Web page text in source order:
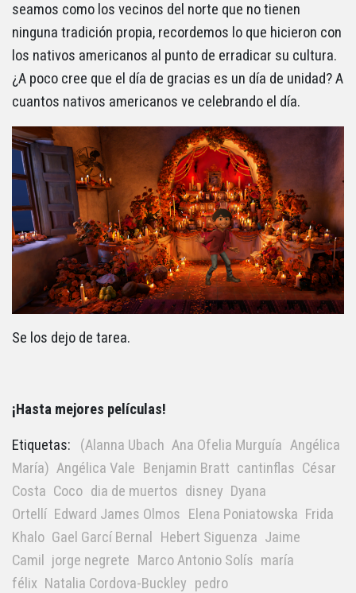
seamos como los vecinos del norte que no tienen
ninguna tradición propia, recordemos lo que hicieron con
los nativos americanos al punto de erradicar su cultura.
¿A poco cree que el día de gracias es un día de unidad? A
cuantos nativos americanos ve celebrando el día.
Se los dejo de tarea.
¡Hasta mejores películas!
Etiquetas: (Alanna Ubach Ana Ofelia Murguía Angélica
María) Angélica Vale Benjamin Bratt cantinflas César
Costa Coco dia de muertos disney Dyana
Ortellí Edward James Olmos Elena Poniatowska Frida
Khalo Gael Garcí Bernal Hebert Siguenza Jaime
Camil jorge negrete Marco Antonio Solís maría
félix Natalia Cordova-Buckley pedro